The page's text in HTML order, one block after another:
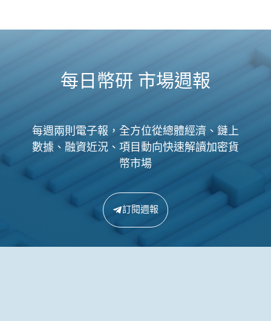
每日幣研 市場週報
每週兩則電子報，全方位從總體經濟、鏈上
數據、融資近況、項目動向快速解讀加密貨
幣市場
訂閱週報